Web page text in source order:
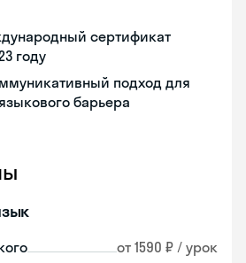
сертификат
году
подход для
барьера
от 1590 ₽ / урок